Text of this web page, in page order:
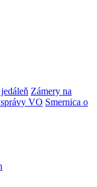
Zámery na
VO Smernica o